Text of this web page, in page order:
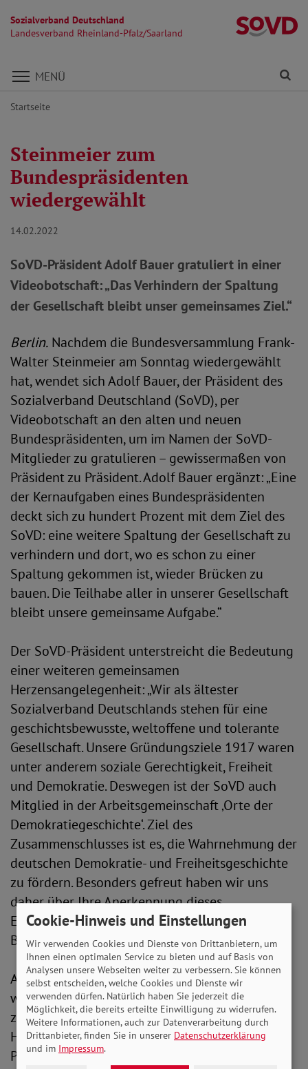
Sozialverband Deutschland
Landesverband Rheinland-Pfalz/Saarland
Direkt zu den Inhalten springen
MENÜ
Startseite
Steinmeier zum
Bundespräsidenten
wiedergewählt
14.02.2022
SoVD-Präsident Adolf Bauer gratuliert in einer
Videobotschaft: „Das Verhindern der Spaltung
der Gesellschaft bleibt unser gemeinsames Ziel.“
Berlin. Nachdem die Bundesversammlung Frank-
Walter Steinmeier am Sonntag wiedergewählt
hat, wendet sich Adolf Bauer, der Präsident des
Sozialverband Deutschland (SoVD), per
Videobotschaft an den alten und neuen
Bundespräsidenten, um im Namen der SoVD-
Mitglieder zu gratulieren – gewissermaßen von
Präsident zu Präsident. Adolf Bauer ergänzt: „Eine
der Kernaufgaben eines Bundespräsidenten
deckt sich zu hundert Prozent mit dem Ziel des
SoVD: eine weitere Spaltung der Gesellschaft zu
verhindern und dort, wo es schon zu einer
Spaltung gekommen ist, wieder Brücken zu
bauen. Die Teilhabe aller in unserer Gesellschaft
bleibt unsere gemeinsame Aufgabe.“
Der SoVD-Präsident unterstreicht die Bedeutung
einer weiteren gemeinsamen
Herzensangelegenheit: „Wir als ältester
Sozialverband Deutschlands stehen für eine
geschichtsbewusste, weltoffene und tolerante
Gesellschaft. Unsere Gründungsziele 1917 waren
unter anderem soziale Gerechtigkeit, Freiheit
und Demokratie. Deswegen ist der SoVD auch
Mitglied in der Arbeitsgemeinschaft ‚Orte der
Demokratiegeschichte‘. Ziel des
Zusammenschlusses ist es, die Wahrnehmung der
deutschen Demokratie- und Freiheitsgeschichte
zu fördern. Besonders gefreut haben wir uns
daher über Ihre Anerkennung dieses
Engagements beim Empfang auf Schloss
Bellevue Ende letzten Jahres.“
Abschließend wünscht Adolf Bauer dem
wiedergewählten Bundespräsidenten für die
zweite Amtszeit alles Gute und eine glückliche
Hand. Die gesamte Videobotschaft des SoVD-
Präsidenten sehen Sie
Cookie-Hinweis und Einstellungen
Wir verwenden Cookies und Dienste von Drittanbietern, um
Ihnen einen optimalen Service zu bieten und auf Basis von
Analysen unsere Webseiten weiter zu verbessern. Sie können
selbst entscheiden, welche Cookies und Dienste wir
verwenden dürfen. Natürlich haben Sie jederzeit die
Möglichkeit, die bereits erteilte Einwilligung zu widerrufen.
Weitere Informationen, auch zur Datenverarbeitung durch
Drittanbieter, finden Sie in unserer Datenschutzerklärung
und im Impressum.